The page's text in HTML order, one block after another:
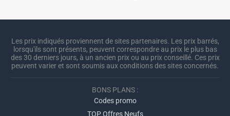
Les prix indiqués proviennent de sites partenaires. Les prix barrés,
lorsqu'ils sont présents, peuvent correspondre au prix le plus bas
des 30 derniers jours, à un ancien prix ou au prix conseillé. Ces prix
peuvent varier et sont soumis aux conditions des sites concernés.
BONS PLANS :
Codes promo
TOP Offres Neufs